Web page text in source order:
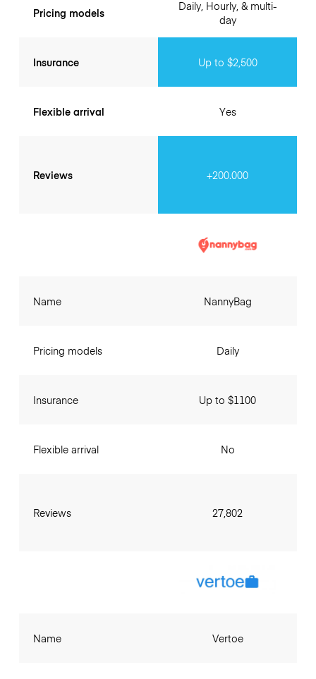
Pricing models
Insurance
Flexible arrival
Reviews
Daily, Hourly, & multi-
day
Up to $2,500
Yes
+200.000
Name
Pricing models
Insurance
Flexible arrival
Reviews
NannyBag
Daily
Up to $1100
No
27,802
Name Vertoe